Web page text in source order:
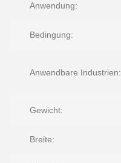
Anwendung:
Bedingung:
Anwendbare Industrien:
Gewicht:
Breite: